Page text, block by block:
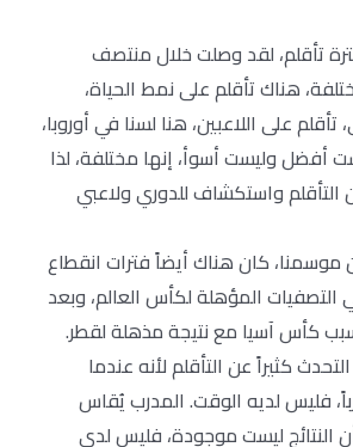
تأقلم، لقد وصلت خلال منتصف
هناك تأقلم على نمط الحياة،
على اللاعبين، هنا لسنا في أوروبا،
أفضل وليست أسوأ، إنها مختلفة، لذا
التأقلم واستكشاف للدوري ولاعبي
موسمنا، كان هناك أيضاً فترات انقطاع
المؤهلة لكأس العالم، وبعد
كأس آسيا مع نتيجة مذهلة لقطر.
كثيراً عن التأقلم لأنه عندما
فليس لديه الوقت. المدرب يُقاس
أن النتائج ليست موجودة، فليس لدي